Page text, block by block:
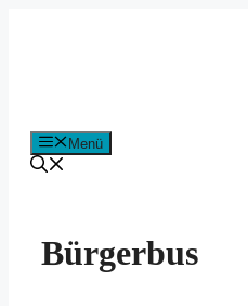
Menü
Bürgerbus